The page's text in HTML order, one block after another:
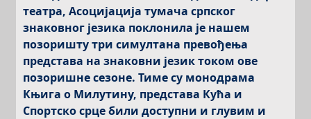
театра, Асоцијацијатумача српског
знаковног језика поклонила је нашем
позоришту трисимултана превођења
представа назнаковни језик током ове
позоришне сезоне. Тиме су монодрама
Књига о Милутину, представа Кућа и
Спортско срце били доступни и глувим и